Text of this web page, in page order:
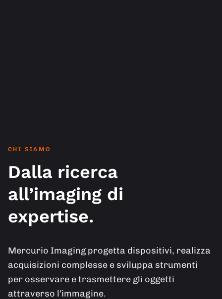
CHI SIAMO
Dalla ricerca
all’imaging di
expertise.
Mercurio Imaging progetta dispositivi, realizza
acquisizioni complesse e sviluppa strumenti
per osservare e trasmettere gli oggetti
attraverso l’immagine.